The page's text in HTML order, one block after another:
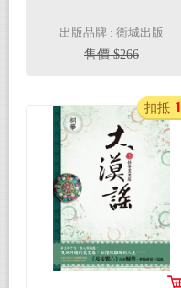
出版品牌 : 衛城出版
售價 $266
扣抵 1